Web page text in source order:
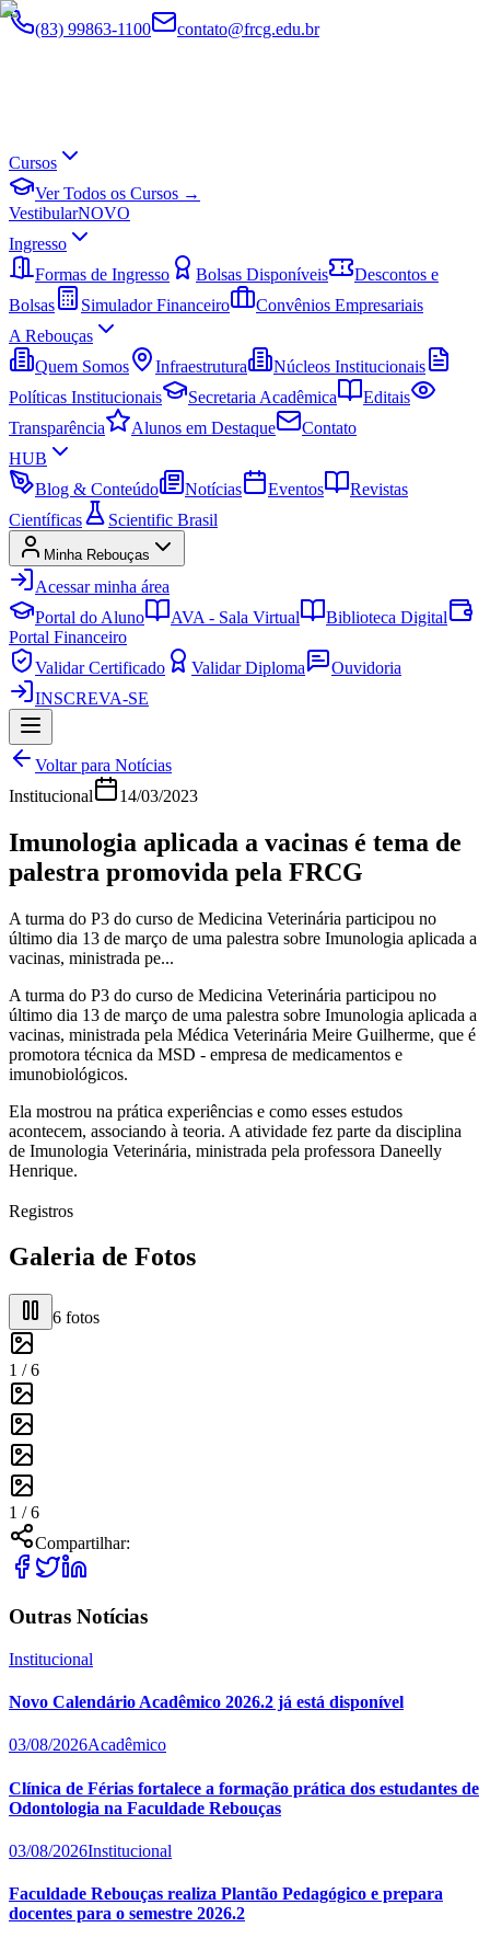
(83) 99863-1100 contato@frcg.edu.br
Cursos
Ver Todos os Cursos →
VestibularNOVO
Ingresso
Formas de Ingresso
Bolsas Disponíveis
Descontos e
Bolsas
Simulador Financeiro
Convênios Empresariais
A Rebouças
Quem Somos
Infraestrutura
Núcleos Institucionais
Políticas Institucionais
Secretaria Acadêmica
Editais
Transparência
Alunos em Destaque
Contato
HUB
Blog & Conteúdo
Notícias Eventos
Revistas
Científicas
Scientific Brasil
Minha Rebouças
Acessar minha área
Portal do Aluno
AVA - Sala Virtual
Biblioteca Digital
Portal Financeiro
Validar Certificado
Validar Diploma
Ouvidoria
INSCREVA-SE
Voltar para Notícias
Institucional
14/03/2023
Imunologia aplicada a vacinas é tema de
palestra promovida pela FRCG
A turma do P3 do curso de Medicina Veterinária participou no
último dia 13 de março de uma palestra sobre Imunologia aplicada a
vacinas, ministrada pe...
A turma do P3 do curso de Medicina Veterinária participou no
último dia 13 de março de uma palestra sobre Imunologia aplicada a
vacinas, ministrada pela Médica Veterinária Meire Guilherme, que é
promotora técnica da MSD - empresa de medicamentos e
imunobiológicos.
Ela mostrou na prática experiências e como esses estudos
acontecem, associando à teoria. A atividade fez parte da disciplina
de Imunologia Veterinária, ministrada pela professora Daneelly
Henrique.
Registros
Galeria de Fotos
6 fotos
1 /6
1 /6
Compartilhar:
Outras Notícias
Institucional
Novo Calendário Acadêmico 2026.2 já está disponível
03/08/2026Acadêmico
Clínica de Férias fortalece a formação prática dos estudantes de
Odontologia na Faculdade Rebouças
03/08/2026Institucional
Faculdade Rebouças realiza Plantão Pedagógico e prepara
docentes para o semestre 2026.2